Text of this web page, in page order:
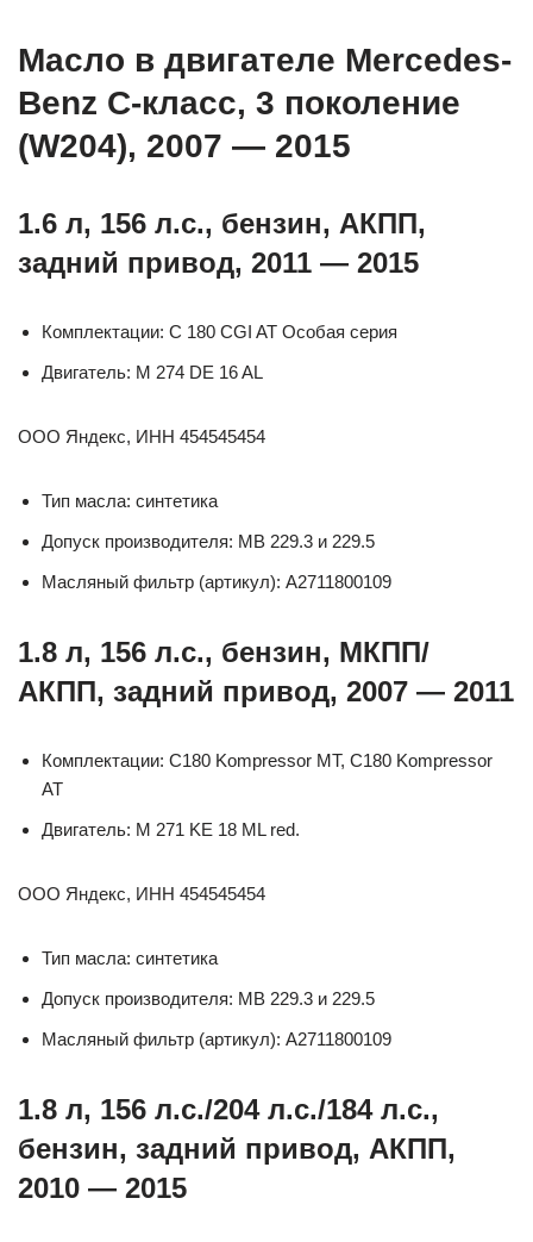
Масло в двигателе Mercedes-
Benz C-класс, 3 поколение
(W204), 2007 — 2015
1.6 л, 156 л.с., бензин, АКПП,
задний привод, 2011 — 2015
Комплектации: C 180 CGI AT Особая серия
Двигатель: M 274 DE 16 AL
ООО Яндекс, ИНН 454545454
Тип масла: синтетика
Допуск производителя: MB 229.3 и 229.5
Масляный фильтр (артикул): A2711800109
1.8 л, 156 л.с., бензин, МКПП/
АКПП, задний привод, 2007 — 2011
Комплектации: C180 Kompressor MT, C180 Kompressor
AT
Двигатель: M 271 KE 18 ML red.
ООО Яндекс, ИНН 454545454
Тип масла: синтетика
Допуск производителя: MB 229.3 и 229.5
Масляный фильтр (артикул): A2711800109
1.8 л, 156 л.с./204 л.с./184 л.с.,
бензин, задний привод, АКПП,
2010 — 2015